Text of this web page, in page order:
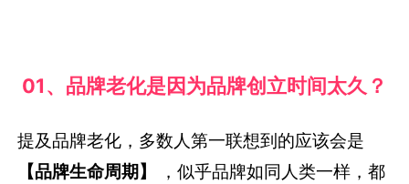
01、品牌老化是因为品牌创立时间太久？
提及品牌老化，多数人第一联想到的应该会是
【品牌生命周期】
，似乎品牌如同人类一样，都